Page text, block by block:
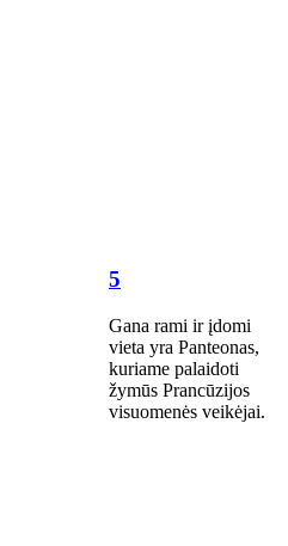
5
Gana rami ir įdomi
vieta yra Panteonas,
kuriame palaidoti
žymūs Prancūzijos
visuomenės veikėjai.